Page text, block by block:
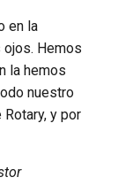
en la
Hemos
la hemos
nuestro
y por